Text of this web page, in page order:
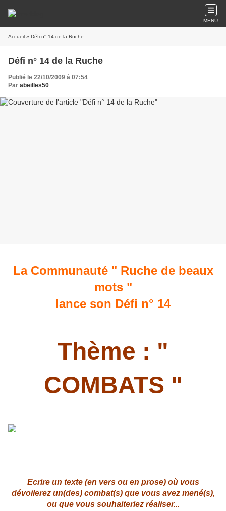
MENU
Accueil » Défi n° 14 de la Ruche
Défi n° 14 de la Ruche
Publié le 22/10/2009 à 07:54
Par abeilles50
La Communauté " Ruche de beaux
mots "
lance son Défi n° 14
Thème : "
COMBATS "
Ecrire un texte (en vers ou en prose) où vous
dévoilerez un(des) combat(s) que vous avez mené(s),
ou que vous souhaiteriez réaliser...